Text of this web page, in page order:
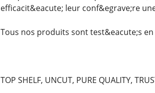
efficacit&eacute; leur conf&egrave;re
Tous nos produits sont test&eacute;s
TOP SHELF, UNCUT, PURE QUALITY,